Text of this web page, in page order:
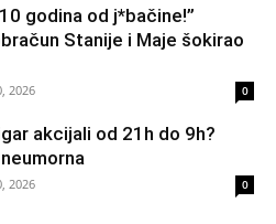
godina od j*bačine!”
Stanije i Maje šokirao
2026 0
akcijali od 21h do 9h?
2026 0